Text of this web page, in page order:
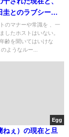
圭とのラブシー
のマナーや常識を 、一
したホストはいない。
齢を聞いてはいけな
ようなルー...
Egg
ねぇ）の現在と旦